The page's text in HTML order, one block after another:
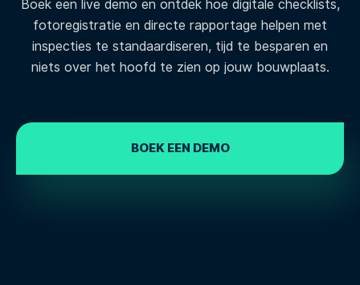
Boek een live demo en ontdek hoe digitale checklists,
fotoregistratie en directe rapportage helpen met
inspecties te standaardiseren, tijd te besparen en
niets over het hoofd te zien op jouw bouwplaats.
BOEK EEN DEMO